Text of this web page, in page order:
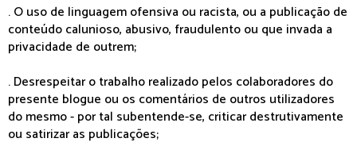
. O uso de linguagem ofensiva ou racista, ou a publicação de
conteúdo calunioso, abusivo, fraudulento ou que invada a
privacidade de outrem;
. Desrespeitar o trabalho realizado pelos colaboradores do
presente blogue ou os comentários de outros utilizadores
do mesmo - por tal subentende-se, criticar destrutivamente
ou satirizar as publicações;